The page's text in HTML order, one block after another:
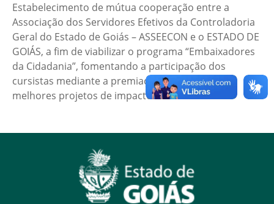
Estabelecimento de mútua cooperação entre a
Associação dos Servidores Efetivos da Controladoria
Geral do Estado de Goiás – ASSEECON e o ESTADO DE
GOIÁS, a fim de viabilizar o programa “Embaixadores
da Cidadania”, fomentando a participação dos
cursistas mediante a premiação dos 10 (dez)
melhores projetos de impacto social.